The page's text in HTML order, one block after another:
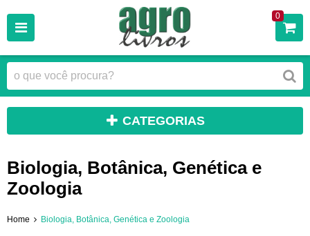
0
CATEGORIAS
Biologia, Botânica, Genética e
Zoologia
Home Biologia, Botânica, Genética e Zoologia